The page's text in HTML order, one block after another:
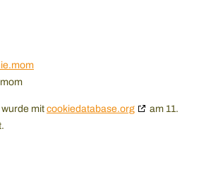
mit cookiedatabase.org
am 11.